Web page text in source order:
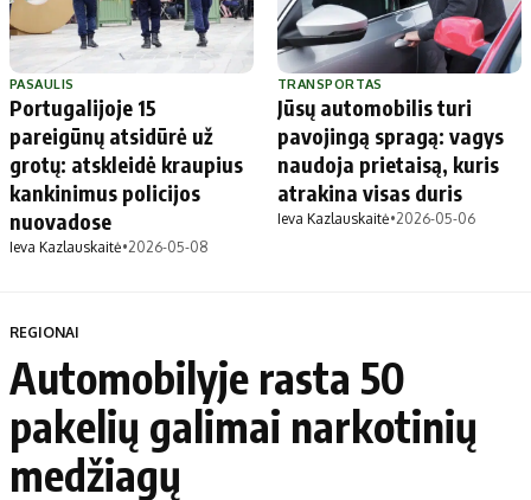
PASAULIS
Portugalijoje 15
pareigūnų atsidūrė už
grotų: atskleidė kraupius
kankinimus policijos
nuovadose
Ieva Kazlauskaitė•2026-05-08
TRANSPORTAS
Jūsų automobilis turi
pavojingą spragą: vagys
naudoja prietaisą, kuris
atrakina visas duris
Ieva Kazlauskaitė•2026-05-06
REGIONAI
Automobilyje rasta 50
pakelių galimai narkotinių
medžiagų